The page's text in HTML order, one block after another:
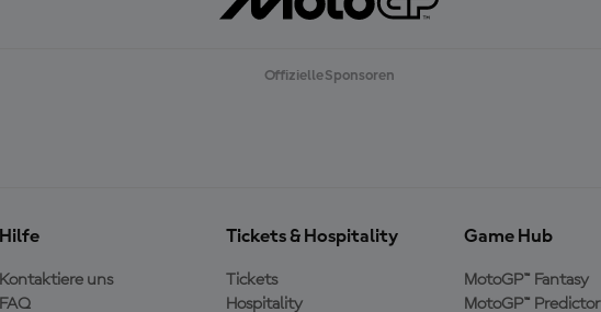
Offizielle Sponsoren
Hilfe
Kontaktiere uns
FAQ
Tickets & Hospitality
Tickets
Hospitality
Game Hub
MotoGP™ Fantasy
MotoGP™ Predictor